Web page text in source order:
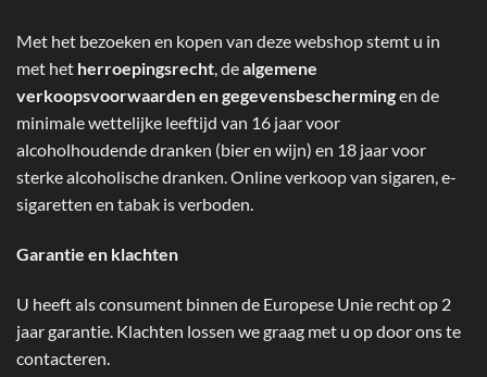
Met het bezoeken en kopen van deze webshop stemt u in
met het herroepingsrecht, dealgemene
verkoopsvoorwaarden en gegevensbeschermingen de
minimale wettelijke leeftijd van 16 jaar voor
alcoholhoudende dranken (bier en wijn) en 18 jaar voor
sterke alcoholische dranken. Online verkoop van sigaren, e-
sigaretten en tabak is verboden.
Garantie en klachten
U heeft als consument binnen de Europese Unie recht op 2
jaar garantie. Klachten lossen we graag met u op door ons te
contacteren.